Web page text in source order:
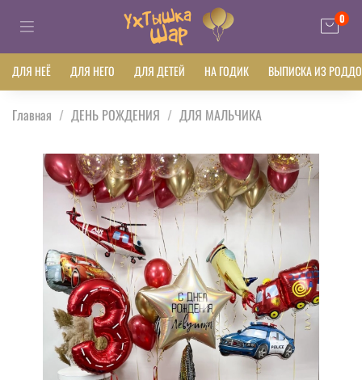
0
ДЛЯ НЕЁ ДЛЯ НЕГО ДЛЯ ДЕТЕЙ НА ГОДИК ВЫПИСКА ИЗ
Главная ДЕНЬ РОЖДЕНИЯ ДЛЯ МАЛЬЧИКА